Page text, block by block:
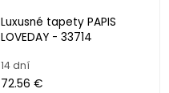
Luxusné tapety PAPIS
LOVEDAY - 33714
14 dní
72.56 €